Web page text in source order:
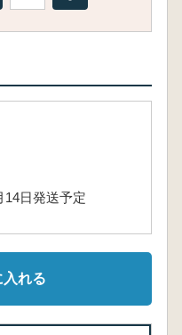
14日発送予定
入れる